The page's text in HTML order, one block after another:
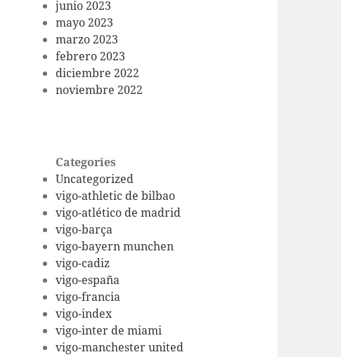
junio 2023
mayo 2023
marzo 2023
febrero 2023
diciembre 2022
noviembre 2022
Categories
Uncategorized
vigo-athletic de bilbao
vigo-atlético de madrid
vigo-barça
vigo-bayern munchen
vigo-cadiz
vigo-españa
vigo-francia
vigo-index
vigo-inter de miami
vigo-manchester united